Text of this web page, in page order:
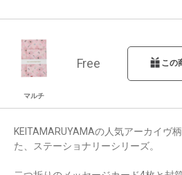
マルチ
Free この
KEITAMARUYAMAの人気アーカイヴ
た、ステーショナリーシリーズ。